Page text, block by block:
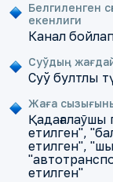
Белгиленген
екенлиги
Канал
Суўдың
Суў бултлы
Жаға
Қадағалаȳшы
етилген",
етилген",
етилген"